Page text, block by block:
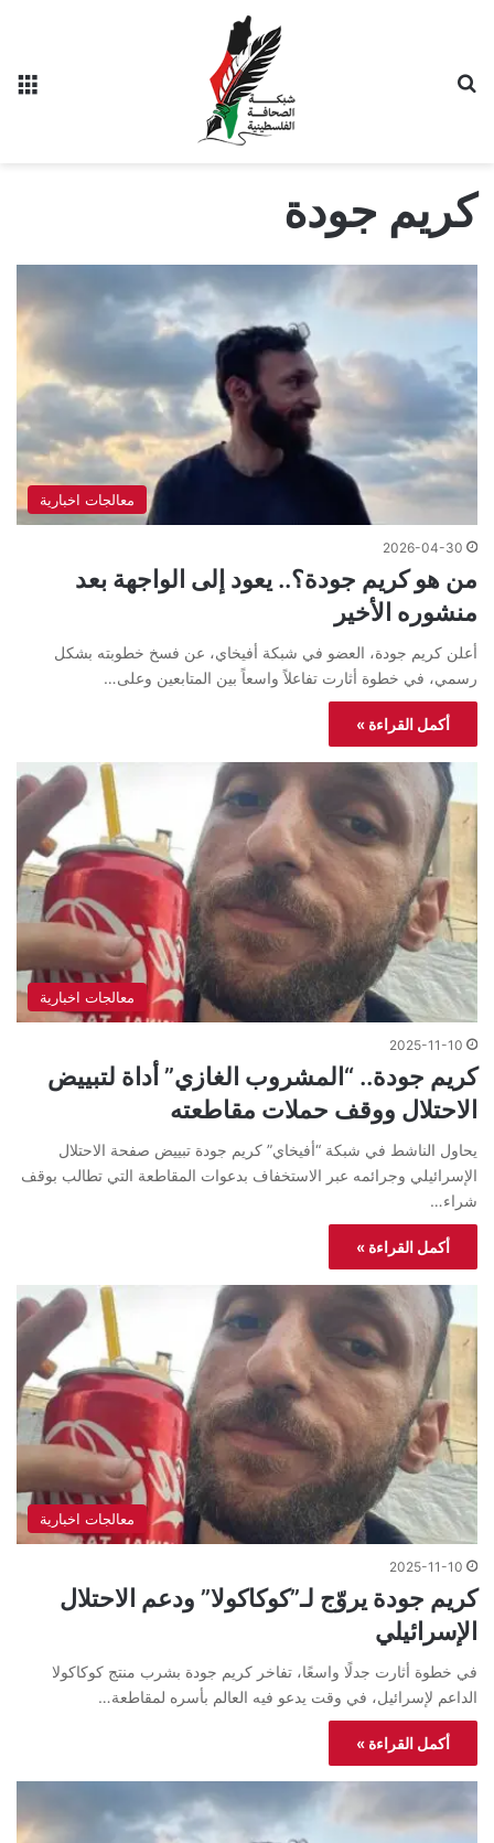
كريم جودة
معالجات اخبارية
2026-04-30
من هو كريم جودة؟.. يعود إلى الواجهة بعد
منشوره الأخير
أعلن كريم جودة، العضو في شبكة أفيخاي، عن فسخ خطوبته بشكل
رسمي، في خطوة أثارت تفاعلاً واسعاً بين المتابعين وعلى…
أكمل القراءة »
معالجات اخبارية
2025-11-10
كريم جودة.. “المشروب الغازي” أداة لتبييض
الاحتلال ووقف حملات مقاطعته
يحاول الناشط في شبكة “أفيخاي” كريم جودة تبييض صفحة الاحتلال
الإسرائيلي وجرائمه عبر الاستخفاف بدعوات المقاطعة التي تطالب بوقف
شراء…
أكمل القراءة »
معالجات اخبارية
2025-11-10
كريم جودة يروّج لـ”كوكاكولا” ودعم الاحتلال
الإسرائيلي
في خطوة أثارت جدلًا واسعًا، تفاخر كريم جودة بشرب منتج كوكاكولا
الداعم لإسرائيل، في وقت يدعو فيه العالم بأسره لمقاطعة…
أكمل القراءة »